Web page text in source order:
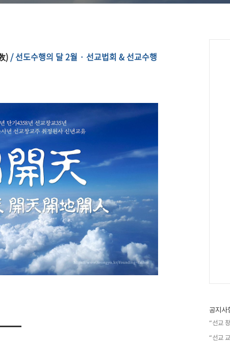
) / 선도수행의 달 2월 · 선교법회 & 선교수행
공지사
“선교
“선교